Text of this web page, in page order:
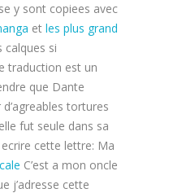
y sont copiees avec
et les plus grand
calques si
traduction est un
que Dante
tortures
fut seule dans sa
cette lettre: Ma
C’est a mon oncle
j’adresse cette